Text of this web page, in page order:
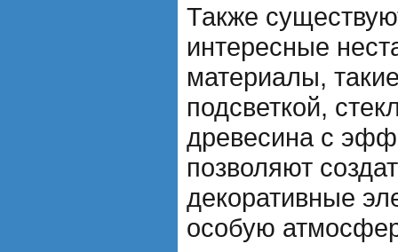
Также
интересные
материалы,
подсветкой,
древесина с
позволяют
декоративные
особую